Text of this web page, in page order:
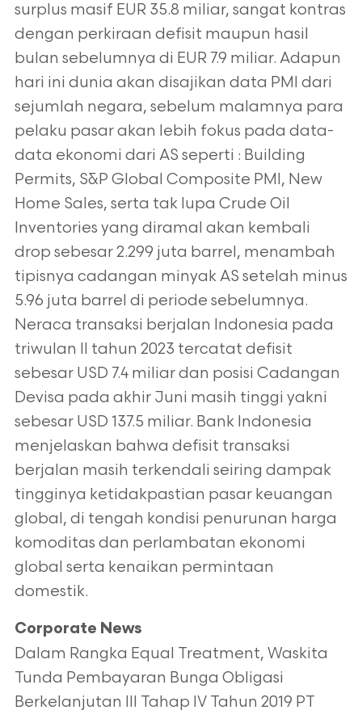
surplus masif EUR 35.8 miliar, sangat kontras
dengan perkiraan defisit maupun hasil
bulan sebelumnya di EUR 7.9 miliar. Adapun
hari ini dunia akan disajikan data PMI dari
sejumlah negara, sebelum malamnya para
pelaku pasar akan lebih fokus pada data-
data ekonomi dari AS seperti : Building
Permits, S&P Global Composite PMI, New
Home Sales, serta tak lupa Crude Oil
Inventories yang diramal akan kembali
drop sebesar 2.299 juta barrel, menambah
tipisnya cadangan minyak AS setelah minus
5.96 juta barrel di periode sebelumnya.
Neraca transaksi berjalan Indonesia pada
triwulan II tahun 2023 tercatat defisit
sebesar USD 7.4 miliar dan posisi Cadangan
Devisa pada akhir Juni masih tinggi yakni
sebesar USD 137.5 miliar. Bank Indonesia
menjelaskan bahwa defisit transaksi
berjalan masih terkendali seiring dampak
tingginya ketidakpastian pasar keuangan
global, di tengah kondisi penurunan harga
komoditas dan perlambatan ekonomi
global serta kenaikan permintaan
domestik.
Corporate News
Dalam Rangka Equal Treatment, Waskita
Tunda Pembayaran Bunga Obligasi
Berkelanjutan III Tahap IV Tahun 2019 PT